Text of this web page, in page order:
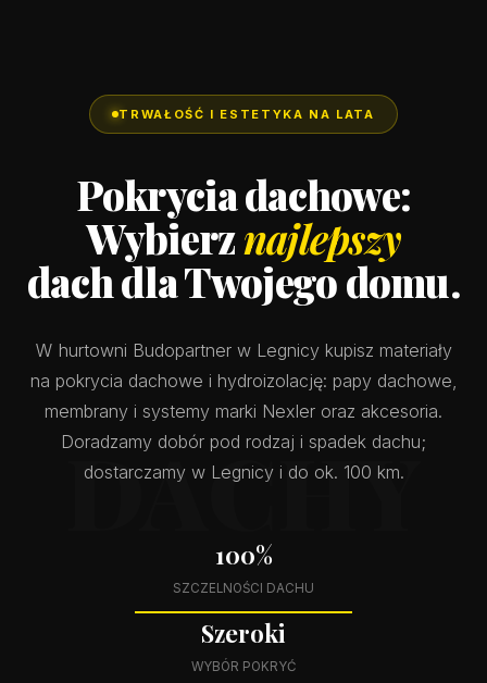
TRWAŁOŚĆ I ESTETYKA NA LATA
Pokrycia dachowe:
Wybierznajlepszy
dach dla Twojego domu.
W hurtowni Budopartner w Legnicy kupisz materiały
na pokrycia dachowe i hydroizolację: papy dachowe,
membrany i systemy marki Nexler oraz akcesoria.
Doradzamy dobór pod rodzaj i spadek dachu;
dostarczamy w Legnicy i do ok. 100 km.
100%
SZCZELNOŚCI DACHU
Szeroki
WYBÓR POKRYĆ